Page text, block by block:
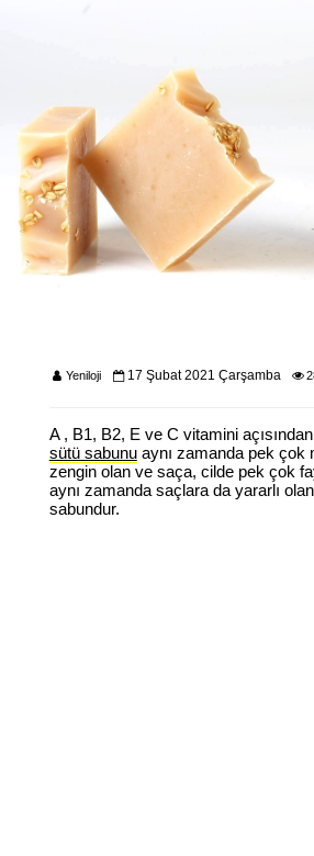
Yeniloji 17 Şubat 2021 Çarşamba
A , B1, B2, E ve C vitamini
sütü sabunuaynı zamanda pek çok
zengin olan ve saça, cilde pek çok
aynı zamanda saçlara da yararlı
sabundur.